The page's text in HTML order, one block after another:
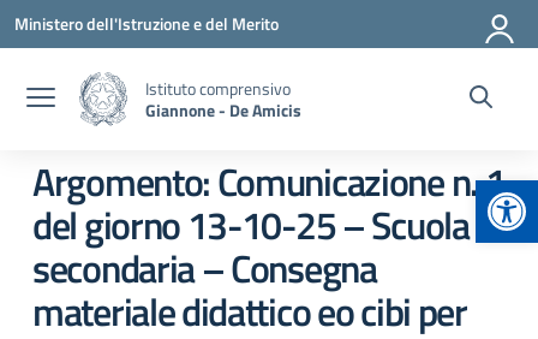
Vai ai contenuti
Vai al menu di navigazione
Vai al footer
Ministero dell'Istruzione e del Merito
Istituto comprensivo
Giannone - De Amicis
Argomento: Comunicazione n. 1
del giorno 13-10-25 – Scuola
secondaria – Consegna
materiale didattico eo cibi per